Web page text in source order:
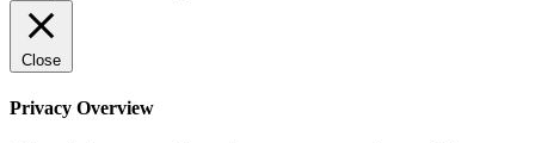
Close
Privacy Overview